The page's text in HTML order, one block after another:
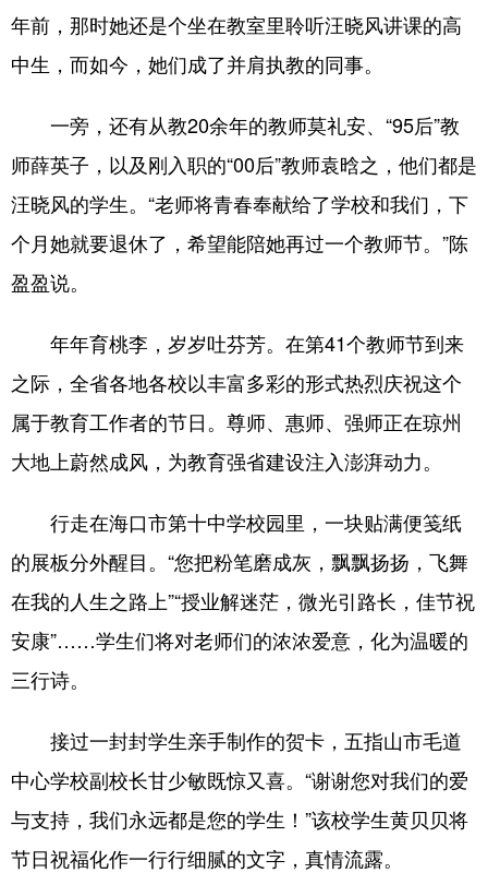
年前，那时她还是个坐在教室里聆听汪晓风讲课的高
中生，而如今，她们成了并肩执教的同事。
一旁，还有从教20余年的教师莫礼安、“95后”教
师薛英子，以及刚入职的“00后”教师袁晗之，他们都是
汪晓风的学生。“老师将青春奉献给了学校和我们，下
个月她就要退休了，希望能陪她再过一个教师节。”陈
盈盈说。
年年育桃李，岁岁吐芬芳。在第41个教师节到来
之际，全省各地各校以丰富多彩的形式热烈庆祝这个
属于教育工作者的节日。尊师、惠师、强师正在琼州
大地上蔚然成风，为教育强省建设注入澎湃动力。
行走在海口市第十中学校园里，一块贴满便笺纸
的展板分外醒目。“您把粉笔磨成灰，飘飘扬扬，飞舞
在我的人生之路上”“授业解迷茫，微光引路长，佳节祝
安康”……学生们将对老师们的浓浓爱意，化为温暖的
三行诗。
接过一封封学生亲手制作的贺卡，五指山市毛道
中心学校副校长甘少敏既惊又喜。“谢谢您对我们的爱
与支持，我们永远都是您的学生！”该校学生黄贝贝将
节日祝福化作一行行细腻的文字，真情流露。